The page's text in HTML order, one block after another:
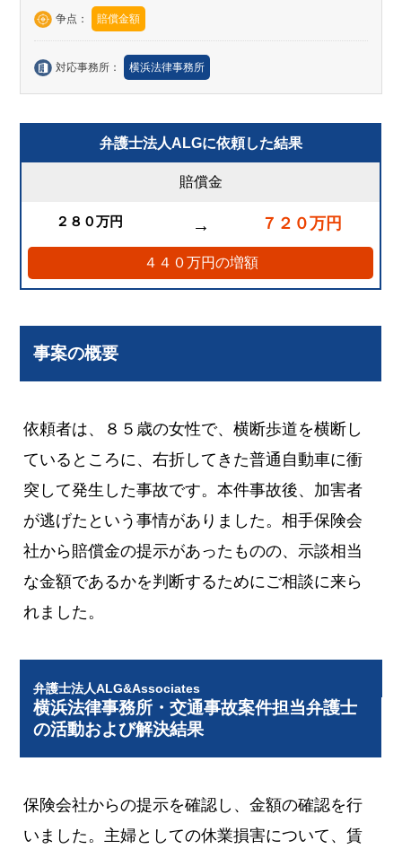
争点： 賠償金額
対応事務所： 横浜法律事務所
弁護士法人ALGに依頼した結果
賠償金
２８０万円 → ７２０万円
４４０万円の増額
事案の概要
依頼者は、８５歳の女性で、横断歩道を横断し
ているところに、右折してきた普通自動車に衝
突して発生した事故です。本件事故後、加害者
が逃げたという事情がありました。相手保険会
社から賠償金の提示があったものの、示談相当
な金額であるかを判断するためにご相談に来ら
れました。
弁護士法人ALG&Associates
横浜法律事務所・交通事故案件担当弁護士
の活動および解決結果
保険会社からの提示を確認し、金額の確認を行
いました。主婦としての休業損害について、賃